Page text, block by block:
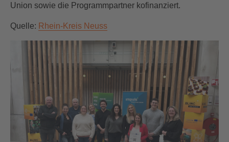
Union sowie die Programmpartner kofinanziert.
Quelle: Rhein-Kreis Neuss